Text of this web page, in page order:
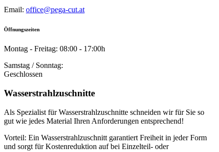
Email: office@pega-cut.at
Öffnungszeiten
Montag - Freitag: 08:00 - 17:00h
Samstag / Sonntag:
Geschlossen
Wasserstrahlzuschnitte
Als Spezialist für Wasserstrahlzuschnitte schneiden wir für Sie so
gut wie jedes Material Ihren Anforderungen entsprechend!
Vorteil: Ein Wasserstrahlzuschnitt garantiert Freiheit in jeder Form
und sorgt für Kostenreduktion auf bei Einzelteil- oder